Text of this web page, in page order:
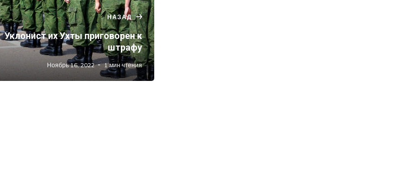
НАЗАД
Уклонист их Ухты приговорен к
штрафу
Ноябрь 16, 2022 1 мин чтения